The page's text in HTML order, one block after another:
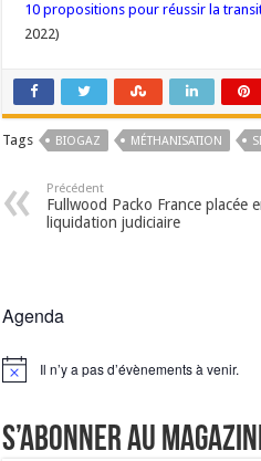
10 propositions pour réussir la
2022)
Tags BIOGAZ MÉTHANISATION
Précédent
Fullwood Packo France placée
liquidation judiciaire
Agenda
Notice Il n’y a pas d’évènements à venir.
S’abonner au